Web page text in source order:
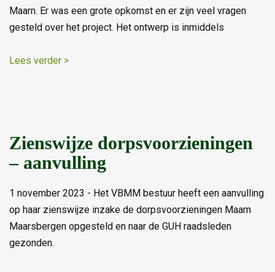
Maarn. Er was een grote opkomst en er zijn veel vragen
gesteld over het project. Het ontwerp is inmiddels
Lees verder >
Zienswijze dorpsvoorzieningen
– aanvulling
1 november 2023 - Het VBMM bestuur heeft een aanvulling
op haar zienswijze inzake de dorpsvoorzieningen Maarn
Maarsbergen opgesteld en naar de GUH raadsleden
gezonden.